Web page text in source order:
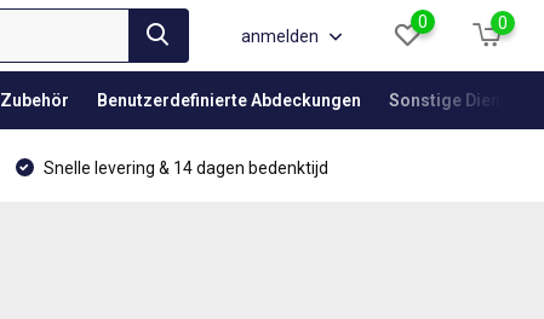
anmelden
0 0
Zubehör Benutzerdefinierte Abdeckungen Sonstige
Snelle levering & 14 dagen bedenktijd